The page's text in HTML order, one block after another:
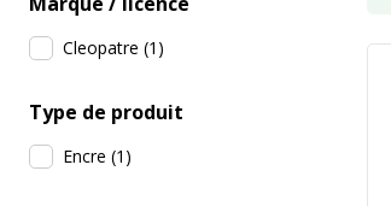
Cleopatre (1 )
Type de produit
Encre (1 )